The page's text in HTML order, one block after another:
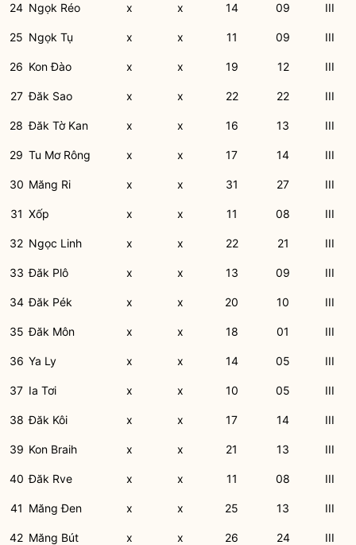
24 Ngọk Réo x x 14 09 III
25 Ngọk Tụ x x 11 09 III
26 Kon Đào x x 19 12 III
27 Đăk Sao x x 22 22 III
28 Đăk Tờ Kan x x 16 13 III
29 Tu Mơ Rông x x 17 14 III
30 Măng Ri x x 31 27 III
31 Xốp x x 11 08 III
32 Ngọc Linh x x 22 21 III
33 Đăk Plô x x 13 09 III
34 Đăk Pék x x 20 10 III
35 Đăk Môn x x 18 01 III
36 Ya Ly x x 14 05 III
37 Ia Tơi x x 10 05 III
38 Đăk Kôi x x 17 14 III
39 Kon Braih x x 21 13 III
40 Đăk Rve x x 11 08 III
41 Măng Đen x x 25 13 III
42 Măng Bút x x 26 24 III